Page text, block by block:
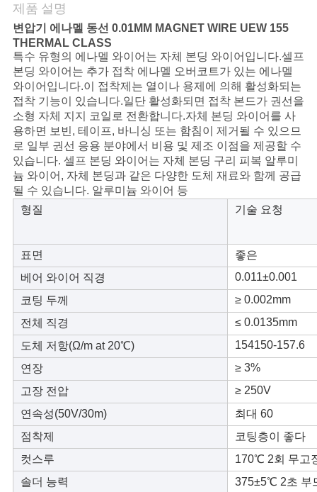
주
세
요
뉴
스
인
문
을
요
구
하
세
요
사
제품 설명
변압기 에나멜 동선 0.01MM MAGNET WIRE UEW 155
THERMAL CLASS
특수 유형의 에나멜 와이어는 자체 본딩 와이어입니다.셀프
본딩 와이어는 추가 접착 에나멜 오버코트가 있는 에나멜
와이어입니다.이 접착제는 열이나 용제에 의해 활성화되는
접착 기능이 있습니다.일단 활성화되면 접착 본드가 권선을
소형 자체 지지 코일로 전환합니다.자체 본딩 와이어를 사
용하면 보빈, 테이프, 바니싱 또는 함침이 제거될 수 있으므
로 일부 권선 응용 분야에서 비용 및 제조 이점을 제공할 수
있습니다. 셀프 본딩 와이어는 자체 본딩 구리 피복 알루미
늄 와이어, 자체 본딩과 같은 다양한 도체 재료와 함께 공급
될 수 있습니다. 알루미늄 와이어 등
형질
기술 요청
표면
좋은
베어 와이어 직경
0.011±0.001
코팅 두께
≥ 0.002mm
전체 직경
≤ 0.0135mm
도체 저항(Ω/m at 20℃)
154150-157.6
연장
≥ 3%
고장 전압
≥ 250V
연속성(50V/30m)
최대 60
점착제
코팅층이 좋다
컷스루
170℃ 2회 무고
솔더 능력
375±5℃ 2초 부